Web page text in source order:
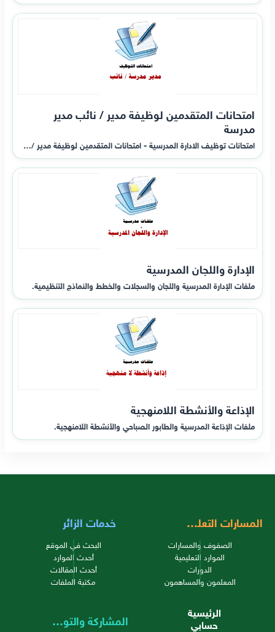
امتحانات المتقدمين لوظيفة مدير / نائب مدير
مدرسة
امتحانات توظيف الادارة المدرسية - امتحانات المتقدمين لوظيفة مدير /…
الإدارة واللجان المدرسية
ملفات الإدارة المدرسية واللجان والسجلات والخطط والنماذج التنظيمية.
الإذاعة والأنشطة اللامنهجية
ملفات الإذاعة المدرسية والطابور الصباحي والأنشطة اللامنهجية.
المسارات التعليمية
الصفوف والمسارات
الموارد التعليمية
الدورات
المعلمون والمساهمون
خدمات الزائر
البحث في الموقع
أحدث الموارد
أحدث المقالات
مكتبة الملفات
الرئيسية
حسابي المشاركة والتواصل